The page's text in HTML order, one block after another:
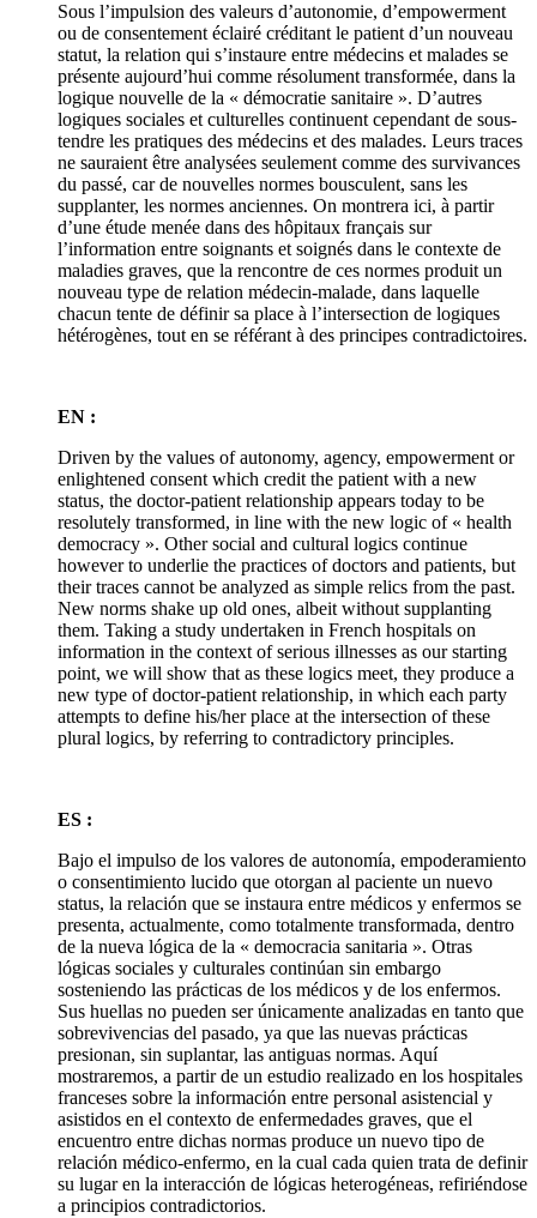
Sous l’impulsion des valeurs d’autonomie, d’empowerment
ou de consentement éclairé créditant le patient d’un nouveau
statut, la relation qui s’instaure entre médecins et malades se
présente aujourd’hui comme résolument transformée, dans la
logique nouvelle de la « démocratie sanitaire ». D’autres
logiques sociales et culturelles continuent cependant de sous-
tendre les pratiques des médecins et des malades. Leurs traces
ne sauraient être analysées seulement comme des survivances
du passé, car de nouvelles normes bousculent, sans les
supplanter, les normes anciennes. On montrera ici, à partir
d’une étude menée dans des hôpitaux français sur
l’information entre soignants et soignés dans le contexte de
maladies graves, que la rencontre de ces normes produit un
nouveau type de relation médecin-malade, dans laquelle
chacun tente de définir sa place à l’intersection de logiques
hétérogènes, tout en se référant à des principes contradictoires.
EN :
Driven by the values of autonomy, agency, empowerment or
enlightened consent which credit the patient with a new
status, the doctor-patient relationship appears today to be
resolutely transformed, in line with the new logic of « health
democracy ». Other social and cultural logics continue
however to underlie the practices of doctors and patients, but
their traces cannot be analyzed as simple relics from the past.
New norms shake up old ones, albeit without supplanting
them. Taking a study undertaken in French hospitals on
information in the context of serious illnesses as our starting
point, we will show that as these logics meet, they produce a
new type of doctor-patient relationship, in which each party
attempts to define his/her place at the intersection of these
plural logics, by referring to contradictory principles.
ES :
Bajo el impulso de los valores de autonomía, empoderamiento
o consentimiento lucido que otorgan al paciente un nuevo
status, la relación que se instaura entre médicos y enfermos se
presenta, actualmente, como totalmente transformada, dentro
de la nueva lógica de la « democracia sanitaria ». Otras
lógicas sociales y culturales continúan sin embargo
sosteniendo las prácticas de los médicos y de los enfermos.
Sus huellas no pueden ser únicamente analizadas en tanto que
sobrevivencias del pasado, ya que las nuevas prácticas
presionan, sin suplantar, las antiguas normas. Aquí
mostraremos, a partir de un estudio realizado en los hospitales
franceses sobre la información entre personal asistencial y
asistidos en el contexto de enfermedades graves, que el
encuentro entre dichas normas produce un nuevo tipo de
relación médico-enfermo, en la cual cada quien trata de definir
su lugar en la interacción de lógicas heterogéneas, refiriéndose
a principios contradictorios.